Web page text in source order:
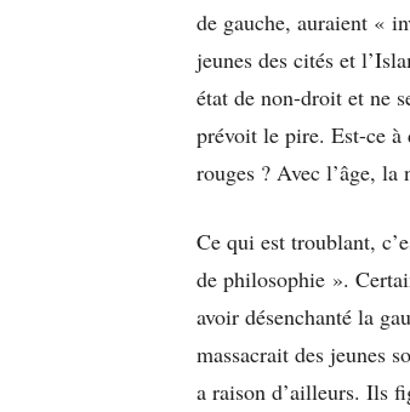
de gauche, auraient «
jeunes des cités et
état de non-droit et ne
prévoit le pire. Est-ce
rouges ? Avec l’âge,
Ce qui est troublant,
de philosophie ».
avoir désenchanté la
massacrait des jeunes
a raison d’ailleurs. Ils